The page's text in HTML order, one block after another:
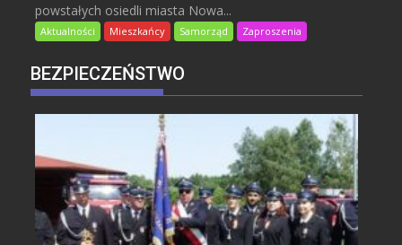
powstałych osiedli miasta Nowa...
Aktualności Mieszkańcy Samorząd Zaproszenia
BEZPIECZEŃSTWO